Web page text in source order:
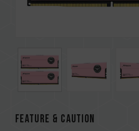
FEATURE & CAUTION